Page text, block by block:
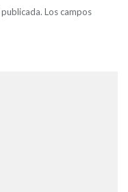
Los campos